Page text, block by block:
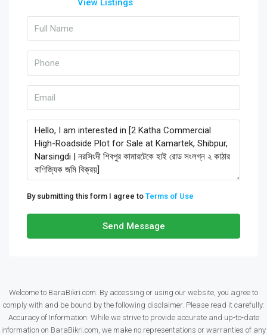
View Listings
By submitting this form I agree to Terms of Use
Send Message
Welcome to BaraBikri.com. By accessing or using our website, you agree to
comply with and be bound by the following disclaimer. Please read it carefully:
Accuracy of Information: While we strive to provide accurate and up-to-date
information on BaraBikri.com, we make no representations or warranties of any